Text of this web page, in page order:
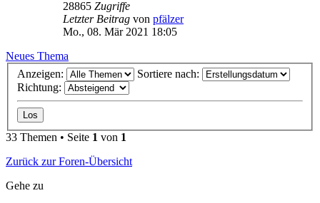
28865 Zugriffe
Letzter Beitrag von pfälzer
Mo., 08. Mär 2021 18:05
Neues Thema
Anzeigen:
Sortiere nach:
Richtung:
33 Themen • Seite 1 von 1
Zurück zur Foren-Übersicht
Gehe zu